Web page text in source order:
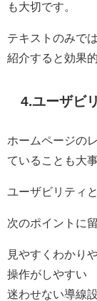
も大切です。
テキストのみで
紹介すると効果的
4.ユーザビ
ホームページの
ていることも大事
ユーザビリティ
次のポイントに
見やすくわかり
操作がしやすい
迷わせない導線